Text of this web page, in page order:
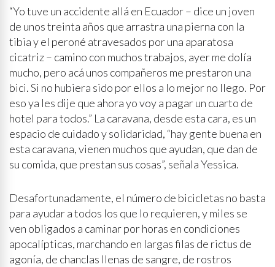
“Yo tuve un accidente allá en Ecuador – dice un joven
de unos treinta años que arrastra una pierna con la
tibia y el peroné atravesados por una aparatosa
cicatriz – camino con muchos trabajos, ayer me dolía
mucho, pero acá unos compañeros me prestaron una
bici. Si no hubiera sido por ellos a lo mejor no llego. Por
eso ya les dije que ahora yo voy a pagar un cuarto de
hotel para todos.” La caravana, desde esta cara, es un
espacio de cuidado y solidaridad, “hay gente buena en
esta caravana, vienen muchos que ayudan, que dan de
su comida, que prestan sus cosas”, señala Yessica.
Desafortunadamente, el número de bicicletas no basta
para ayudar a todos los que lo requieren, y miles se
ven obligados a caminar por horas en condiciones
apocalípticas, marchando en largas filas de rictus de
agonía, de chanclas llenas de sangre, de rostros